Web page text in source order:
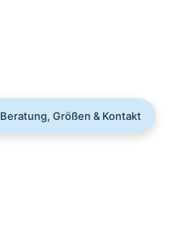
Beratung, Größen & Kontakt